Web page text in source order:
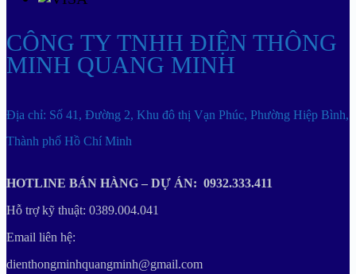
CÔNG TY TNHH ĐIỆN THÔNG
MINH QUANG MINH
Địa chỉ: Số 41, Đường 2, Khu đô thị Vạn Phúc, Phường Hiệp Bình,
Thành phố Hồ Chí Minh
HOTLINE BÁN HÀNG – DỰ ÁN: 0932.333.411
Hỗ trợ kỹ thuật: 0389.004.041
Email liên hệ:
dienthongminhquangminh@gmail.com